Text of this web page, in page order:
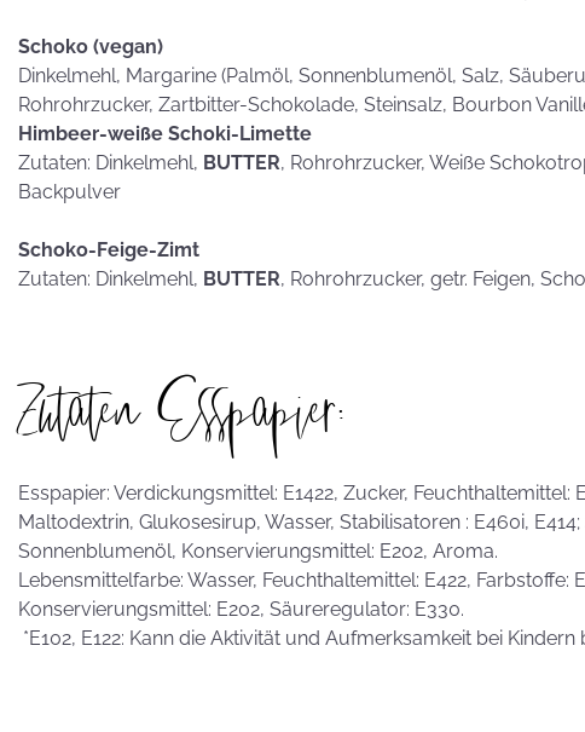
Schoko (vegan)
Dinkelmehl, Margarine (Palmöl, Sonnenblumenöl, Salz,
Rohrohrzucker, Zartbitter-Schokolade, Steinsalz, Bourbon
Himbeer-weiße Schoki-Limette
Zutaten: Dinkelmehl, BUTTER, Rohrohrzucker, Weiße
Backpulver
Schoko-Feige-Zimt
Zutaten: Dinkelmehl, BUTTER, Rohrohrzucker, getr. Feigen,
Zutaten Esspapier:
Esspapier: Verdickungsmittel: E1422, Zucker, Feuchthaltemittel:
Maltodextrin, Glukosesirup, Wasser, Stabilisatoren : E460i,
Sonnenblumenöl, Konservierungsmittel: E202, Aroma.
Lebensmittelfarbe: Wasser, Feuchthaltemittel: E422, Farbstoffe:
Konservierungsmittel: E202, Säureregulator: E330.
*E102, E122: Kann die Aktivität und Aufmerksamkeit bei